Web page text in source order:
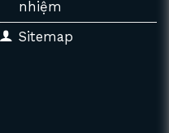
nhiệm
Sitemap